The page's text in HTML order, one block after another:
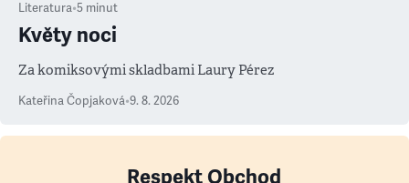
Literatura•5 minut
Květy noci
Za komiksovými skladbami Laury Pérez
Kateřina Čopjaková•9. 8. 2026
Respekt Obchod